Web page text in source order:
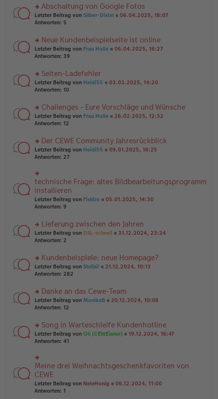
tr
a
g
e
n
er
tr
a
g
n
g
el
e
n
er
tr
a
g
rs
te
n
g
el
e
n
er
tr
a
g
Abschaltung von Google Fotos
Letzter Beitrag von Silber-Distel « 06.04.2025, 18:07
Antworten: 5
rs
te
n
g
el
e
n
er
tr
a
g
Neue Kundenbeispielseite ist online
Letzter Beitrag von Frau Holle « 06.04.2025, 16:27
Antworten: 39
rs
te
n
g
el
e
n
er
tr
a
g
Seiten-Ladefehler
Letzter Beitrag von Heidi55 « 03.03.2025, 14:20
Antworten: 10
rs
te
n
g
el
e
n
er
B
ei
tr
g
Challenges - Eure Vorschläge und Wünsche
Letzter Beitrag von Frau Holle « 26.02.2025, 12:32
Antworten: 12
rs
te
u
n
g
el
es
e
er
B
ei
tr
g
Der CEWE Community Jahresrückblick
Letzter Beitrag von Heidi55 « 09.01.2025, 18:25
Antworten: 27
rs
te
r
u
n
el
es
e
B
ei
tr
g
technische Frage: altes Bildbearbeitungsprogramm
installieren
Letzter Beitrag von Fiskbo « 05.01.2025, 14:30
Antworten: 9
rs
te
n
g
el
e
n
er
tr
a
g
Lieferung zwischen den Jahren
Letzter Beitrag von DSL-schnell « 31.12.2024, 23:24
Antworten: 2
rs
te
n
g
el
e
n
er
tr
a
g
Kundenbeispiele: neue Homepage?
Letzter Beitrag von Stella7 « 21.12.2024, 10:13
Antworten: 282
rs
te
n
g
el
e
n
er
B
ei
tr
Danke an das Cewe-Team
Letzter Beitrag von MonikaB « 20.12.2024, 10:08
Antworten: 12
rs
te
u
n
g
el
es
e
Song in Warteschleife Kundenhotline
Letzter Beitrag von Oli (CEWEianer) « 19.12.2024, 16:47
Antworten: 41
rs
te
r
u
n
Meine drei Weihnachtsgeschenkfavoriten von
CEWE
Letzter Beitrag von NeleHonig « 06.12.2024, 11:00
Antworten: 1